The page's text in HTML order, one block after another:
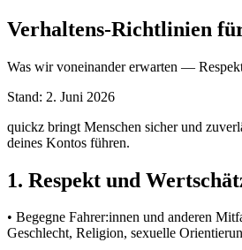
Verhaltens-Richtlinien
Was wir voneinander erwarten —
Stand: 2. Juni 2026
quickz bringt Menschen sicher und
deines Kontos führen.
1. Respekt und
• Begegne Fahrer:innen und anderen
Geschlecht, Religion, sexuelle